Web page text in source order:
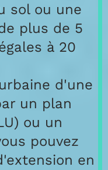
sol ou une
plus de 5
à 20
d'une
un plan
ou un
pouvez
en